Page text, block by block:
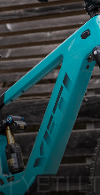
YETI